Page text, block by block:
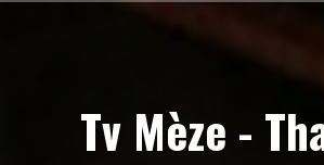
Tv Mèze -